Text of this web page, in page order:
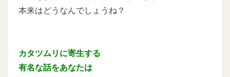
本来はどうなんでしょうね？
カタツムリに寄生する
有名な話をあなたは